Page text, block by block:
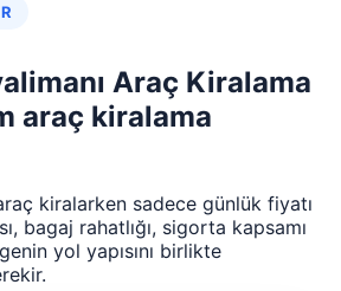
Araç Kiralama
araç kiralama
kiralarken sadece günlük fiyatı
bagaj rahatlığı, sigorta kapsamı
yol yapısını birlikte